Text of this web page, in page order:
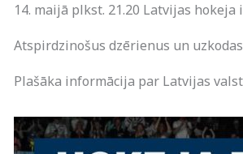
14. maijā plkst. 21.20 Latvijas
Atspirdzinošus dzērienus un
Plašāka informācija par Latvijas